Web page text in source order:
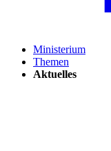
Ministerium
Themen
Aktuelles